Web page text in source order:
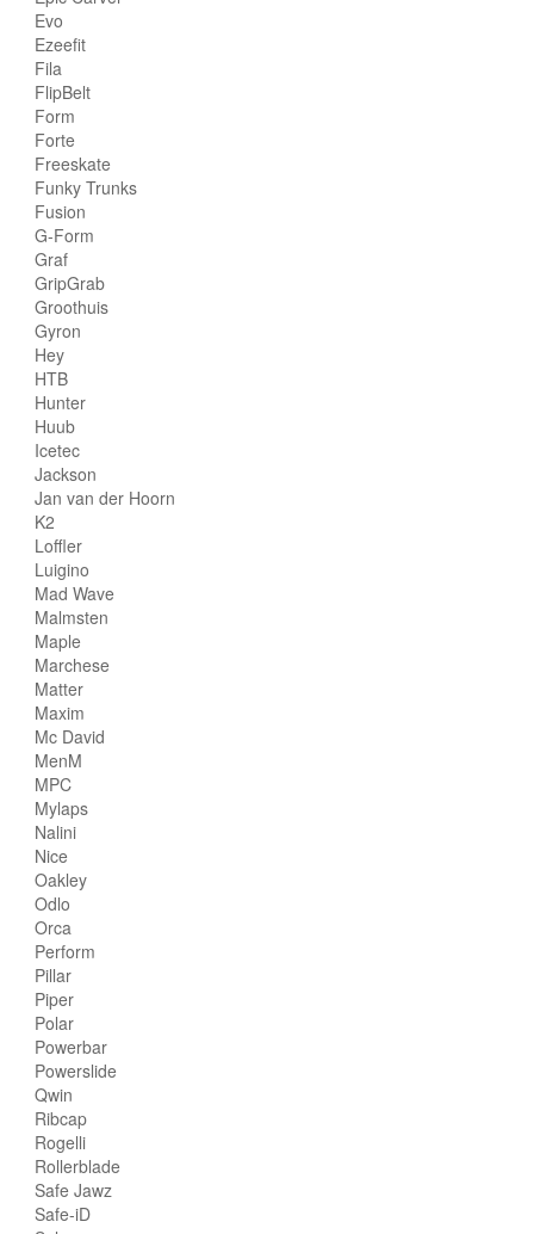
Evo
Ezeefit
Fila
FlipBelt
Form
Forte
Freeskate
Funky Trunks
Fusion
G-Form
Graf
GripGrab
Groothuis
Gyron
Hey
HTB
Hunter
Huub
Icetec
Jackson
Jan van der Hoorn
K2
Loffler
Luigino
Mad Wave
Malmsten
Maple
Marchese
Matter
Maxim
Mc David
MenM
MPC
Mylaps
Nalini
Nice
Oakley
Odlo
Orca
Perform
Pillar
Piper
Polar
Powerbar
Powerslide
Qwin
Ribcap
Rogelli
Rollerblade
Safe Jawz
Safe-iD